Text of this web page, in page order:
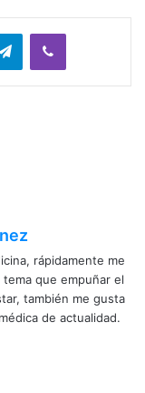
TelegramViber
rápidamente me
que empuñar el
también me gusta
de actualidad.